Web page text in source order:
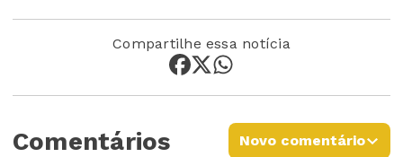
Compartilhe essa notícia
Comentários Novo comentário